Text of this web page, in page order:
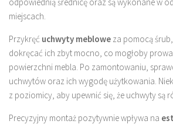
miejscach.
Przykręć uchwyty meblowe za pomocą
dokręcać ich zbyt mocno, co mogłoby
powierzchni mebla. Po zamontowaniu,
uchwytów oraz ich wygodę użytkowania.
z poziomicy, aby upewnić się, że uchwyty są
Precyzyjny montaż pozytywnie wpływa na